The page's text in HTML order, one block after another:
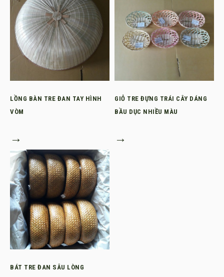
LỒNG BÀN TRE ĐAN TAY HÌNH
VÒM
→
GIỎ TRE ĐỰNG TRÁI CÂY DÁNG
BẦU DỤC NHIỀU MÀU
→
BÁT TRE ĐAN SÂU LÒNG